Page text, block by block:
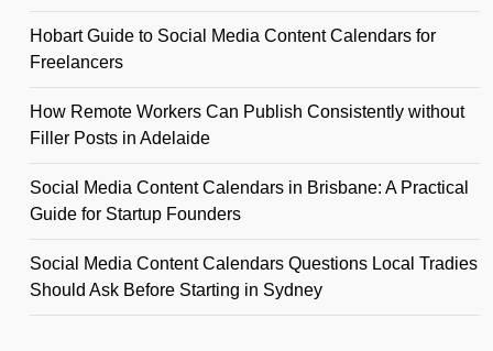
Hobart Guide to Social Media Content Calendars for
Freelancers
How Remote Workers Can Publish Consistently without
Filler Posts in Adelaide
Social Media Content Calendars in Brisbane: A Practical
Guide for Startup Founders
Social Media Content Calendars Questions Local Tradies
Should Ask Before Starting in Sydney